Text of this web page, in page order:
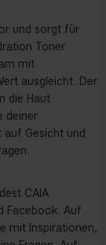
und sorgt für
Toner
mit
ausgleicht. Der
die Haut
deiner
Gesicht und
CAIA
Facebook. Auf
mit Inspirationen,